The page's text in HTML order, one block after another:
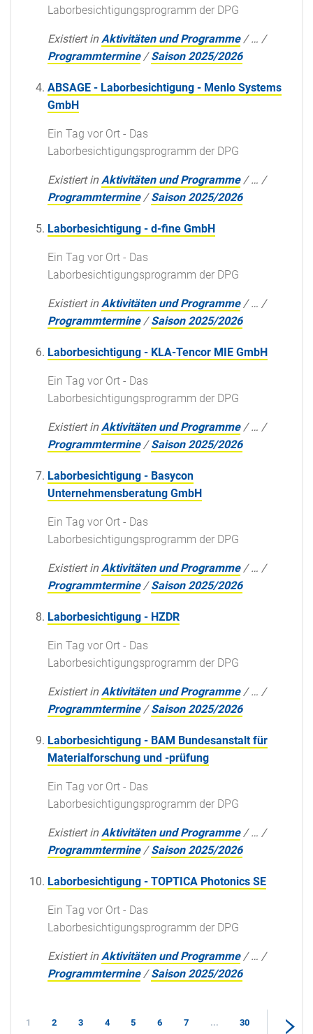
Laborbesichtigungsprogramm der DPG
Existiert in Aktivitäten und Programme /… /
Programmtermine /Saison 2025/2026
ABSAGE - Laborbesichtigung - Menlo Systems
GmbH
Ein Tag vor Ort - Das
Laborbesichtigungsprogramm der DPG
Existiert in Aktivitäten und Programme /… /
Programmtermine /Saison 2025/2026
Laborbesichtigung - d-fine GmbH
Ein Tag vor Ort - Das
Laborbesichtigungsprogramm der DPG
Existiert in Aktivitäten und Programme /… /
Programmtermine /Saison 2025/2026
Laborbesichtigung - KLA-Tencor MIE GmbH
Ein Tag vor Ort - Das
Laborbesichtigungsprogramm der DPG
Existiert in Aktivitäten und Programme /… /
Programmtermine /Saison 2025/2026
Laborbesichtigung - Basycon
Unternehmensberatung GmbH
Ein Tag vor Ort - Das
Laborbesichtigungsprogramm der DPG
Existiert in Aktivitäten und Programme /… /
Programmtermine /Saison 2025/2026
Laborbesichtigung - HZDR
Ein Tag vor Ort - Das
Laborbesichtigungsprogramm der DPG
Existiert in Aktivitäten und Programme /… /
Programmtermine /Saison 2025/2026
Laborbesichtigung - BAM Bundesanstalt für
Materialforschung und -prüfung
Ein Tag vor Ort - Das
Laborbesichtigungsprogramm der DPG
Existiert in Aktivitäten und Programme /… /
Programmtermine /Saison 2025/2026
Laborbesichtigung - TOPTICA Photonics SE
Ein Tag vor Ort - Das
Laborbesichtigungsprogramm der DPG
Existiert in Aktivitäten und Programme /… /
Programmtermine /Saison 2025/2026
1 2 3 4 5 6 7 ... 30